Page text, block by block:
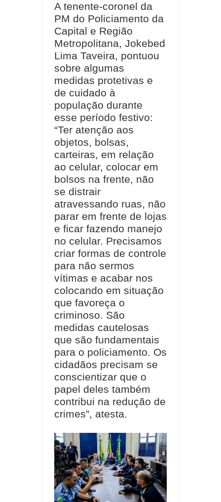
A tenente-coronel da
PM do Policiamento da
Capital e Região
Metropolitana, Jokebed
Lima Taveira, pontuou
sobre algumas
medidas protetivas e
de cuidado à
população durante
esse período festivo:
“Ter atenção aos
objetos, bolsas,
carteiras, em relação
ao celular, colocar em
bolsos na frente, não
se distrair
atravessando ruas, não
parar em frente de lojas
e ficar fazendo manejo
no celular. Precisamos
criar formas de controle
para não sermos
vítimas e acabar nos
colocando em situação
que favoreça o
criminoso. São
medidas cautelosas
que são fundamentais
para o policiamento. Os
cidadãos precisam se
conscientizar que o
papel deles também
contribui na redução de
crimes”, atesta.